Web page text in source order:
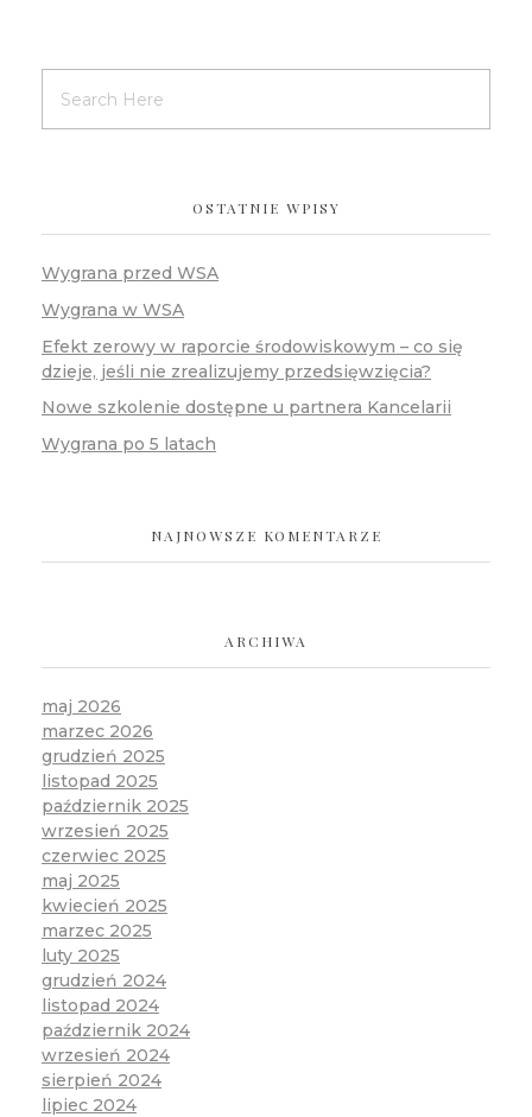
OSTATNIE WPISY
Wygrana przed WSA
Wygrana w WSA
Efekt zerowy w raporcie środowiskowym – co się
dzieje, jeśli nie zrealizujemy przedsięwzięcia?
Nowe szkolenie dostępne u partnera Kancelarii
Wygrana po 5 latach
NAJNOWSZE KOMENTARZE
ARCHIWA
maj 2026
marzec 2026
grudzień 2025
listopad 2025
październik 2025
wrzesień 2025
czerwiec 2025
maj 2025
kwiecień 2025
marzec 2025
luty 2025
grudzień 2024
listopad 2024
październik 2024
wrzesień 2024
sierpień 2024
lipiec 2024